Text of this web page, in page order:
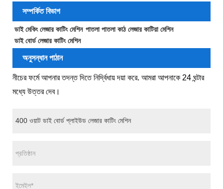
সম্পর্কিত বিভাগ
ডাই মেকিং লেজার কাটিং মেশিন পাতলা পাতলা কাঠ লেজার কাটিয়া মেশিন
ডাই বোর্ড লেজার কাটিং মেশিন
অনুসন্ধান পাঠান
নীচের ফর্মে আপনার তদন্ত দিতে নির্দ্বিধায় দয়া করে. আমরা আপনাকে 24 ঘন্টার
মধ্যে উত্তর দেব।